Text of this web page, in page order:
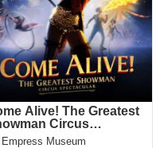
Alive! The Greatest
Circus
Empress Museum